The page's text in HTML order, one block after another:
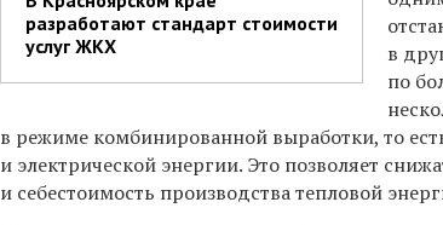
разработают стандарт стоимости
услуг ЖКХ
в
по
в режиме комбинированной выработки, то
и электрической энергии. Это позволяет
и себестоимость производства тепловой